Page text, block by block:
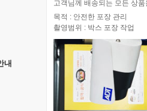
내
고객님께 배송되는 모든 상
목적 : 안전한 포장 관리
촬영범위 : 박스 포장 작업